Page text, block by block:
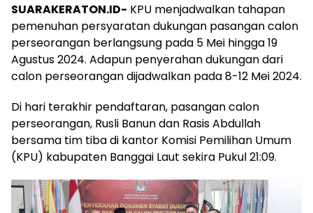
SUARAKERATON.ID- KPU menjadwalkan tahapan
pemenuhan persyaratan dukungan pasangan calon
perseorangan berlangsung pada 5 Mei hingga 19
Agustus 2024. Adapun penyerahan dukungan dari
calon perseorangan dijadwalkan pada 8-12 Mei 2024.
Di hari terakhir pendaftaran, pasangan calon
perseorangan, Rusli Banun dan Rasis Abdullah
bersama tim tiba di kantor Komisi Pemilihan Umum
(KPU) kabupaten Banggai Laut sekira Pukul 21:09.